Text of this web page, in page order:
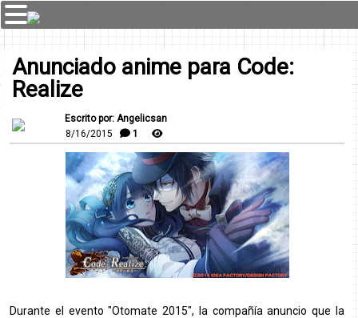
Anunciado anime para Code:
Realize
Escrito por: Angelicsan
8/16/2015
1
Durante el evento "Otomate 2015", la compañía anuncio que la